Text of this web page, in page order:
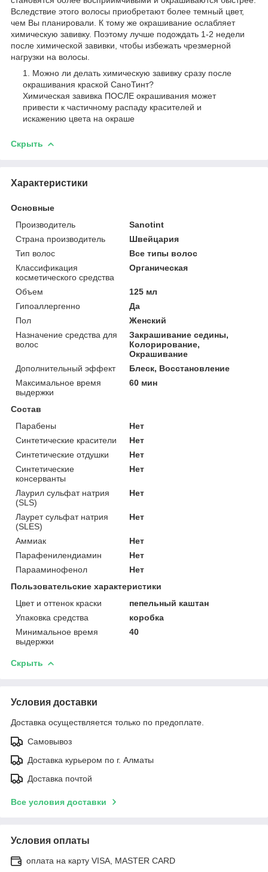
Вследствие этого волосы приобретают более темный цвет,
чем Вы планировали. К тому же окрашивание ослабляет
химическую завивку. Поэтому лучше подождать 1-2 недели
после химической завивки, чтобы избежать чрезмерной
нагрузки на волосы.
Можно ли делать химическую завивку сразу после
окрашивания краской СаноТинт?
Химическая завивка ПОСЛЕ окрашивания может
привести к частичному распаду красителей и
искажению цвета на окраше
Скрыть
Характеристики
Основные
Производитель
Sanotint
Страна производитель
Швейцария
Тип волос
Все типы волос
Классификация
косметического средства
Органическая
Объем
125 мл
Гипоаллергенно
Да
Пол
Женский
Назначение средства для
волос
Закрашивание седины,
Колорирование,
Окрашивание
Дополнительный эффект
Блеск, Восстановление
Максимальное время
выдержки
60 мин
Состав
Парабены
Нет
Синтетические красители
Нет
Синтетические отдушки
Нет
Синтетические
консерванты
Нет
Лаурил сульфат натрия
(SLS)
Нет
Лаурет сульфат натрия
(SLES)
Нет
Аммиак
Нет
Парафенилендиамин
Нет
Парааминофенол
Нет
Пользовательские характеристики
Цвет и оттенок краски
пепельный каштан
Упаковка средства
коробка
Минимальное время
выдержки
40
Скрыть
Условия доставки
Доставка осуществляется только по предоплате.
Самовывоз
Доставка курьером по г. Алматы
Доставка почтой
Все условия доставки
Условия оплаты
оплата на карту VISA, MASTER CARD